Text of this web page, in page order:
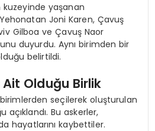
kuzeyinde yaşanan
Joni Karen, Çavuş
Gilboa ve Çavuş Naor
duyurdu. Aynı birimden bir
belirtildi.
Olduğu Birlik
seçilerek oluşturulan
Bu askerler,
hayatlarını kaybettiler.